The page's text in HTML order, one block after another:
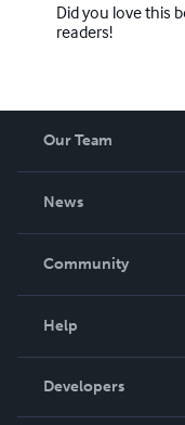
Did you love this
readers!
Our Team
News
In The News
Community
Podcast
Help
Order Lookup
Knowledge Base
Developers